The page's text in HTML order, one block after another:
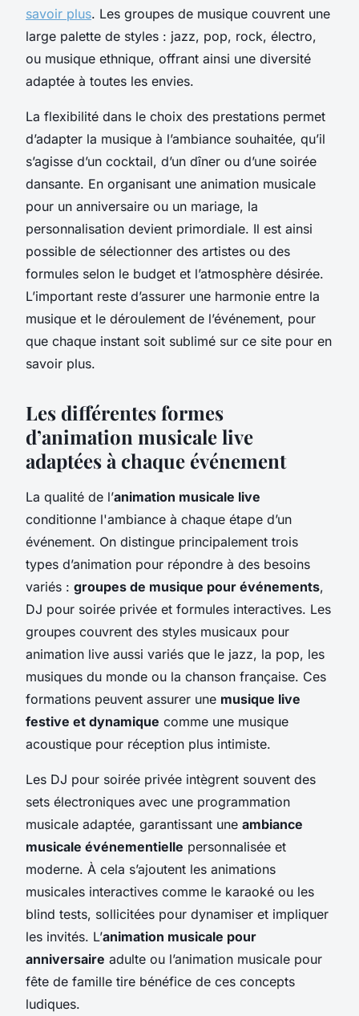
savoir plus. Les groupes de musique couvrent une
large palette de styles : jazz, pop, rock, électro,
ou musique ethnique, offrant ainsi une diversité
adaptée à toutes les envies.
La flexibilité dans le choix des prestations permet
d’adapter la musique à l’ambiance souhaitée, qu’il
s’agisse d’un cocktail, d’un dîner ou d’une soirée
dansante. En organisant une animation musicale
pour un anniversaire ou un mariage, la
personnalisation devient primordiale. Il est ainsi
possible de sélectionner des artistes ou des
formules selon le budget et l’atmosphère désirée.
L’important reste d’assurer une harmonie entre la
musique et le déroulement de l’événement, pour
que chaque instant soit sublimé sur ce site pour en
savoir plus.
Les différentes formes
d’animation musicale live
adaptées à chaque événement
La qualité de l’animation musicale live
conditionne l'ambiance à chaque étape d’un
événement. On distingue principalement trois
types d’animation pour répondre à des besoins
variés : groupes de musique pour événements,
DJ pour soirée privée et formules interactives. Les
groupes couvrent des styles musicaux pour
animation live aussi variés que le jazz, la pop, les
musiques du monde ou la chanson française. Ces
formations peuvent assurer une musique live
festive et dynamique comme une musique
acoustique pour réception plus intimiste.
Les DJ pour soirée privée intègrent souvent des
sets électroniques avec une programmation
musicale adaptée, garantissant une ambiance
musicale événementielle personnalisée et
moderne. À cela s’ajoutent les animations
musicales interactives comme le karaoké ou les
blind tests, sollicitées pour dynamiser et impliquer
les invités. L’animation musicale pour
anniversaire adulte ou l’animation musicale pour
fête de famille tire bénéfice de ces concepts
ludiques.